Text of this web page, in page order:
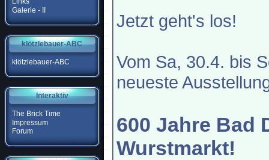
Galerie - II
klötzlebauer-ABC
klötzlebauer-ABC
Interaktiv
The Brick Time
Impressum
Forum
Jetzt geht's los!
Vom Sa, 30.4. bis
neueste
600 Jahre Bad
Wurstmarkt!